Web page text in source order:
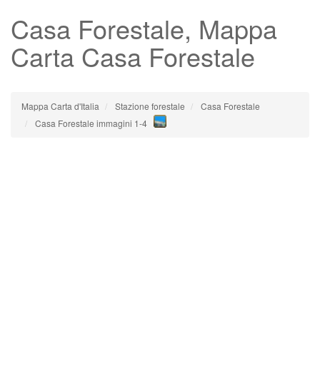
Casa Forestale, Mappa
Carta Casa Forestale
Mappa Carta d'Italia Stazione forestale
Casa Forestale
Casa Forestale immagini 1-4